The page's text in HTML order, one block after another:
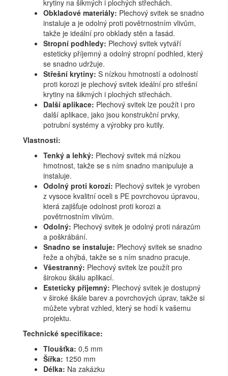
krytiny na šikmých i plochých střechách.
Obkladové materiály: Plechový svitek se snadno
instaluje a je odolný proti povětrnostním vlivům,
takže je ideální pro obklady stěn a fasád.
Stropní podhledy: Plechový svitek vytváří
esteticky příjemný a odolný stropní podhled, který
se snadno udržuje.
Střešní krytiny: S nízkou hmotností a odolností
proti korozi je plechový svitek ideální pro střešní
krytiny na šikmých i plochých střechách.
Další aplikace: Plechový svitek lze použít i pro
další aplikace, jako jsou konstrukční prvky,
potrubní systémy a výrobky pro kutily.
Vlastnosti:
Tenký a lehký: Plechový svitek má nízkou
hmotnost, takže se s ním snadno manipuluje a
instaluje.
Odolný proti korozi: Plechový svitek je vyroben
z vysoce kvalitní oceli s PE povrchovou úpravou,
která zajišťuje odolnost proti korozi a
povětrnostním vlivům.
Odolný: Plechový svitek je odolný proti nárazům
a poškrábání.
Snadno se instaluje: Plechový svitek se snadno
řeže a ohýbá, takže se s ním snadno pracuje.
Všestranný: Plechový svitek lze použít pro
širokou škálu aplikací.
Esteticky příjemný: Plechový svitek je dostupný
v široké škále barev a povrchových úprav, takže si
můžete vybrat vzhled, který se hodí k vašemu
projektu.
Technické specifikace:
Tloušťka: 0,5 mm
Šířka: 1250 mm
Délka: Na zakázku